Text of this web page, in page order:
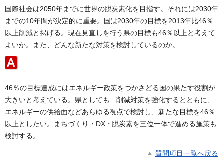
国際社会は2050年までに世界の脱炭素化を目指す。それには2030年
までの10年間が決定的に重要。国は2030年の目標を2013年比46％
以上削減と掲げる。現在見直しを行う県の目標も46％以上と考えて
よいか。また、どんな新たな対策を検討しているのか。
46％の目標達成にはエネルギー政策をつかさどる国の果たす役割が
大きいと考えている。県としても、削減対策を強化するとともに、
エネルギーの供給面などあらゆる視点で検討し、新たな目標を46％
以上としたい。まちづくり・DX・脱炭素を三位一体で進める施策も
検討する。
質問項目一覧へ戻る